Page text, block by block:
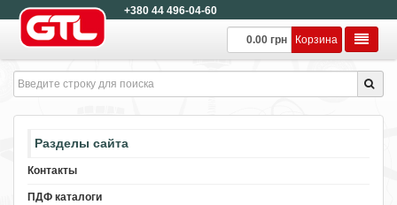
+380 44 496-04-60
0.00 грн Корзина
Разделы сайта
Контакты
ПДФ каталоги